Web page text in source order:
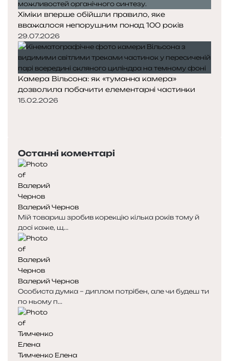
Хіміки вперше обійшли правило, яке
вважалося непорушним понад 100 років
29.07.2026
Камера Вільсона: як «туманна камера»
дозволила побачити елементарні частинки
15.02.2026
р
е
д
н
я
с
т
о
р
і
н
к
а
т
у
п
н
а
с
т
о
р
і
н
к
а
Останні коментарі
Валерий Чернов
Мій товариш зробив корекцію кілька років тому й
досі каже, щ...
Валерий Чернов
Особиста думка – диплом потрібен, але чи будеш ти
по ньому п...
Тимченко Елена